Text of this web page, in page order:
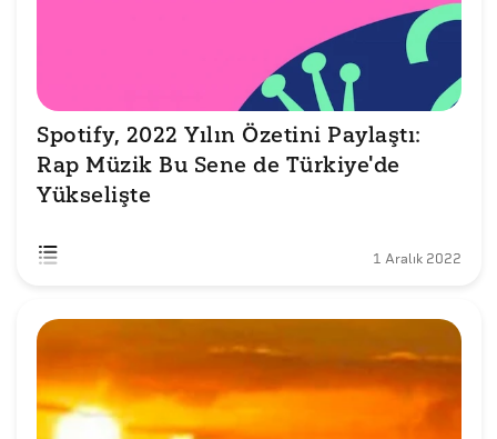
Spotify, 2022 Yılın Özetini Paylaştı:
Rap Müzik Bu Sene de Türkiye'de
Yükselişte
1 Aralık 2022